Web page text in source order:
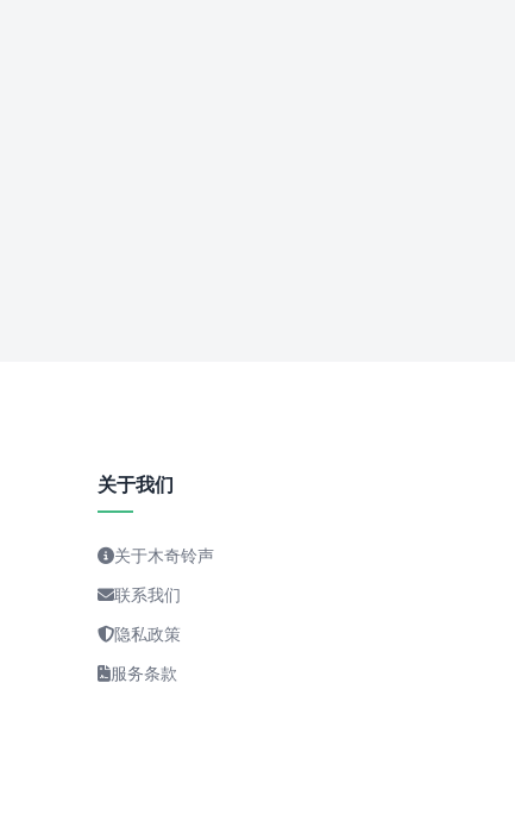
关于我们
关于木奇铃声
联系我们
隐私政策
服务条款